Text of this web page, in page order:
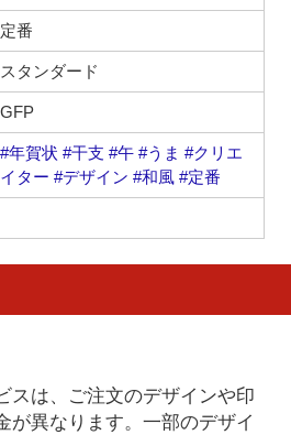
定番
スタンダード
GFP
#年賀状 #干支 #午 #うま #クリエ
イター #デザイン #和風 #定番
スは、ご注文のデザインや印
が異なります。一部のデザイ